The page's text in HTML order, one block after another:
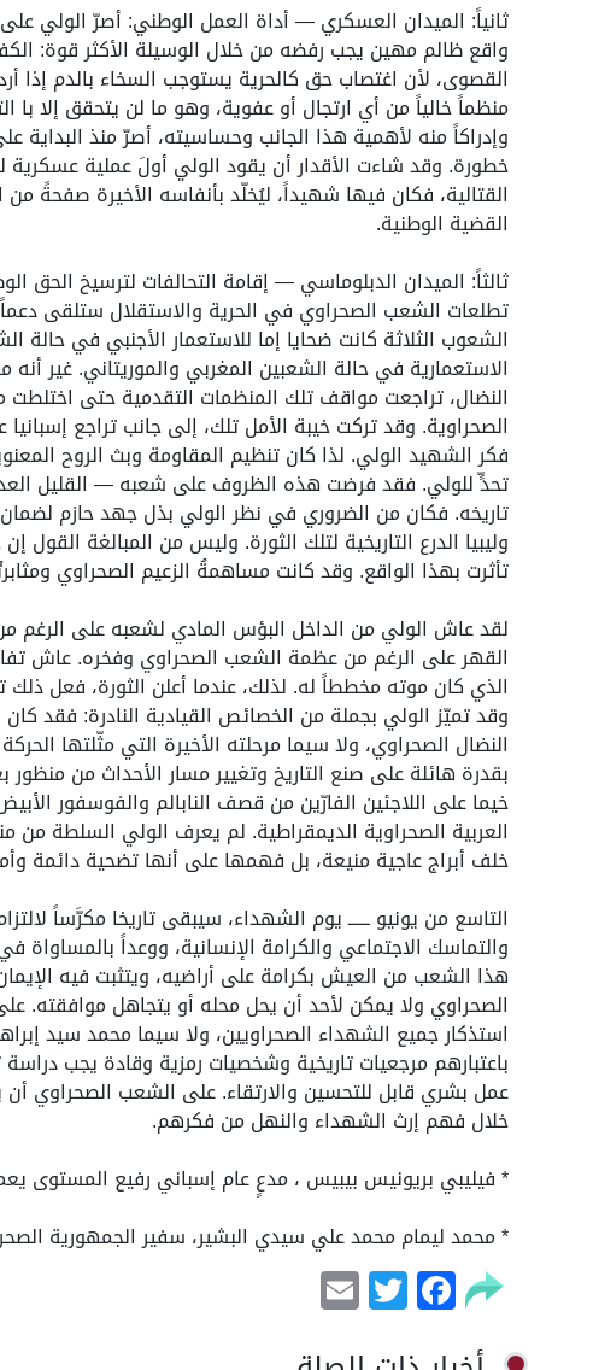
ثانياً: الميدان العسكري — أداة العمل الوطني: أصرّ الولي
واقع ظالم مهين يجب رفضه من خلال الوسيلة الأكثر قوة:
القصوى، لأن اغتصاب حق كالحرية يستوجب السخاء بالدم إذا
وإدراكاً منه لأهمية هذا الجانب وحساسيته، أصرّ منذ
خطورة. وقد شاءت الأقدار أن يقود الولي أولَ عملية عسكرية
القتالية، فكان فيها شهيداً، ليُخلّد بأنفاسه الأخيرة صفحةً
القضية الوطنية.
ثالثاً: الميدان الدبلوماسي — إقامة التحالفات لترسيخ الحق
تطلعات الشعب الصحراوي في الحرية والاستقلال ستلقى دعماً
الشعوب الثلاثة كانت ضحايا إما للاستعمار الأجنبي في
الاستعمارية في حالة الشعبين المغربي والموريتاني. غير
النضال، تراجعت مواقف تلك المنظمات التقدمية حتى
الصحراوية. وقد تركت خيبة الأمل تلك، إلى جانب تراجع إسبانيا
فكر الشهيد الولي. لذا كان تنظيم المقاومة وبث الروح
تحدٍّ للولي. فقد فرضت هذه الظروف على شعبه — القليل
تاريخه. فكان من الضروري في نظر الولي بذل جهد حازم لضمان
وليبيا الدرع التاريخية لتلك الثورة. وليس من المبالغة
تأثرت بهذا الواقع. وقد كانت مساهمةُ الزعيم الصحراوي
لقد عاش الولي من الداخل البؤس المادي لشعبه على الرغم
القهر على الرغم من عظمة الشعب الصحراوي وفخره. عاش
الذي كان موته مخططاً له. لذلك، عندما أعلن الثورة، فعل
وقد تميّز الولي بجملة من الخصائص القيادية النادرة: فقد
النضال الصحراوي، ولا سيما مرحلته الأخيرة التي مثّلتها
بقدرة هائلة على صنع التاريخ وتغيير مسار الأحداث من
خيما على اللاجئين الفارّين من قصف النابالم والفوسفور
العربية الصحراوية الديمقراطية. لم يعرف الولي السلطة من
خلف أبراج عاجية منيعة، بل فهمها على أنها تضحية دائمة
التاسع من يونيو ــــــ يوم الشهداء، سيبقى تاريخا مكرَّساً
والتماسك الاجتماعي والكرامة الإنسانية، ووعداً
هذا الشعب من العيش بكرامة على أراضيه، ويتثبت فيه
الصحراوي ولا يمكن لأحد أن يحل محله أو يتجاهل موافقته.
استذكار جميع الشهداء الصحراويين، ولا سيما محمد سيد
باعتبارهم مرجعيات تاريخية وشخصيات رمزية وقادة يجب
عمل بشري قابل للتحسين والارتقاء. على الشعب الصحراوي أن
خلال فهم إرث الشهداء والنهل من فكرهم.
* فيليبي بريونيس بيبيس ، مدعٍ عام إسباني رفيع المستوى
* محمد ليمام محمد علي سيدي البشير، سفير الجمهورية
Facebook
Twitter